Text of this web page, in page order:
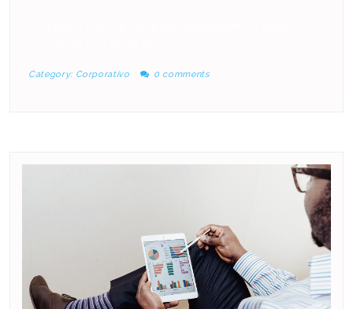
Category: Corporativo 0 comments